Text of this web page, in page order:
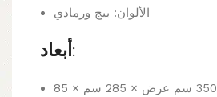
الألوان: بيج ورمادي
أبعاد:
الحجم الإجمالي: 350 سم عرض × 285 سم × 85